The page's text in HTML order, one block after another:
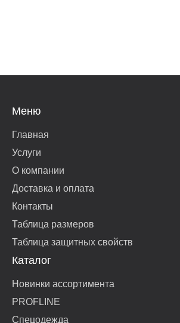
Меню
Главная
Услуги
О компании
Доставка и оплата
Контакты
Таблица размеров
Таблица защитных свойств
Каталог
Новинки ассортимента
PROFLINE
Спецодежда